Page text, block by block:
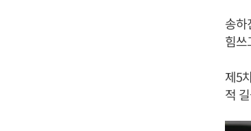
송
힘쓰
제5
적